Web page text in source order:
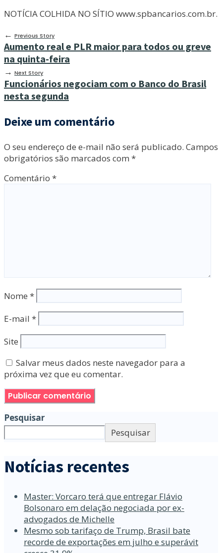
NOTÍCIA COLHIDA NO SÍTIO www.spbancarios.com.br.
← Previous Story
Aumento real e PLR maior para todos ou greve
na quinta-feira
→ Next Story
Funcionários negociam com o Banco do Brasil
nesta segunda
Deixe um comentário
O seu endereço de e-mail não será publicado. Campos
obrigatórios são marcados com *
Comentário *
Nome *
E-mail *
Site
Salvar meus dados neste navegador para a
próxima vez que eu comentar.
Pesquisar
Pesquisar
Notícias recentes
Master: Vorcaro terá que entregar Flávio
Bolsonaro em delação negociada por ex-
advogados de Michelle
Mesmo sob tarifaço de Trump, Brasil bate
recorde de exportações em julho e superávit